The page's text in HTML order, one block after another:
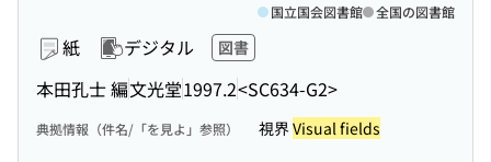
紙 デジタル 図書
本田孔士 編文光堂1997.2<SC634-G2>
国立国会図書館 全国の図書館
典拠情報（件名/「を見よ」参照） 視界Visual fields